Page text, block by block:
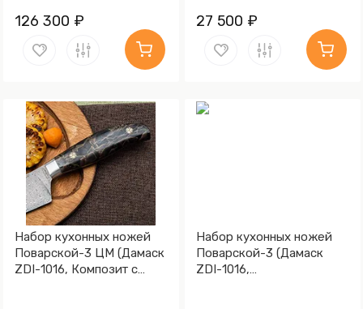
Алюминий)
126 300 ₽ 27 500 ₽
Набор кухонных ножей
Поварской-3 ЦМ (Дамаск
ZDI-1016, Композит с
Набор кухонных ножей
Поварской-3 (Дамаск
ZDI-1016,